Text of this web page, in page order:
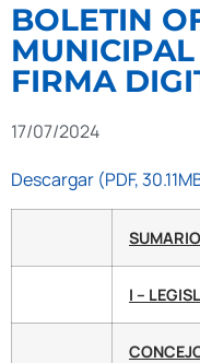
BOLETIN
MUNICIPAL
FIRMA
17/07/2024
Descargar (PDF,
SUMARIO
I –